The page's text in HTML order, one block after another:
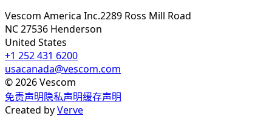
Vescom America Inc.2289 Ross Mill Road
NC 27536 Henderson
United States
+1 252 431 6200
usacanada@vescom.com
©2026Vescom
免责声明隐私声明缓存声明
Created byVerve